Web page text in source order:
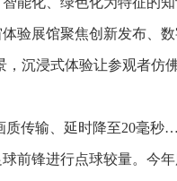
验展馆聚焦创新发布、
，沉浸式体验让参观者
质传输、延时降至20毫
前锋进行点球较量。今